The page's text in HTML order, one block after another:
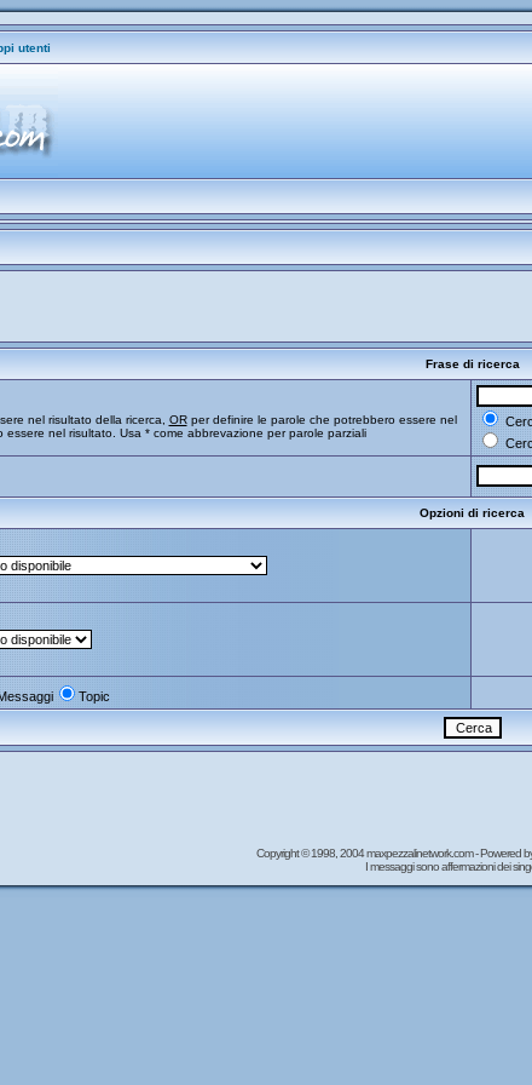
utenti
Frase di ricerca
nel risultato della ricerca, ORper definire le parole che potrebbero essere nel
nel risultato. Usa * come abbrevazione per parole parziali
Opzioni di ricerca
Topic
Copyright © 1998, 2004 maxpezzalinetwork.com - Powered
I messaggi sono affermazioni dei